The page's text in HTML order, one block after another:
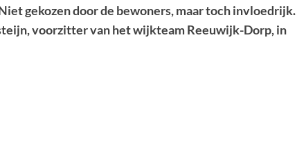
gekozen door de bewoners, maar toch invloedrijk.
voorzitter van het wijkteam Reeuwijk-Dorp, in